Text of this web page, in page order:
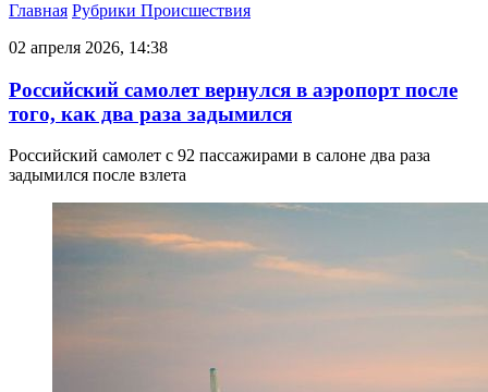
Главная Рубрики Происшествия
02 апреля 2026, 14:38
Российский самолет вернулся в аэропорт после
того, как два раза задымился
Российский самолет с 92 пассажирами в салоне два раза
задымился после взлета